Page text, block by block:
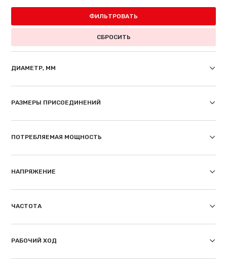
ФИЛЬТРОВАТЬ
СБРОСИТЬ
ДИАМЕТР, ММ
РАЗМЕРЫ ПРИСОЕДИНЕНИЙ
ПОТРЕБЛЯЕМАЯ МОЩНОСТЬ
НАПРЯЖЕНИЕ
ЧАСТОТА
РАБОЧИЙ ХОД